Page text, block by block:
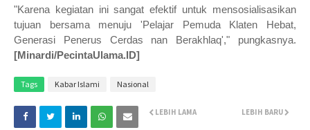
"Karena kegiatan ini sangat efektif untuk mensosialisasikan
tujuan bersama menuju 'Pelajar Pemuda Klaten Hebat,
Generasi Penerus Cerdas nan Berakhlaq'," pungkasnya.
[Minardi/PecintaUlama.ID]
Tags Kabar Islami Nasional
LEBIH BARU
LEBIH LAMA